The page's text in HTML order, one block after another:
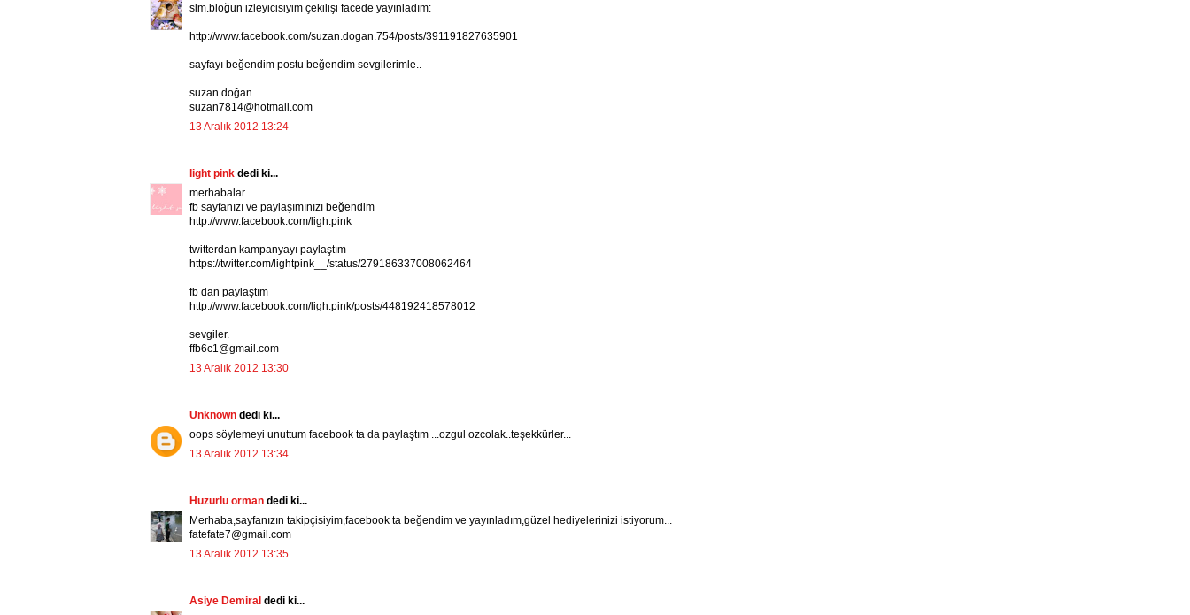
slm.bloğun izleyicisiyim çekilişi facede yayınladım:
http://www.facebook.com/suzan.dogan.754/posts/391191827635901
sayfayı beğendim postu beğendim sevgilerimle..
suzan doğan
suzan7814@hotmail.com
13 Aralık 2012 13:24
light pink dedi ki...
merhabalar
fb sayfanızı ve paylaşımınızı beğendim
http://www.facebook.com/ligh.pink
twitterdan kampanyayı paylaştım
https://twitter.com/lightpink__/status/279186337008062464
fb dan paylaştım
http://www.facebook.com/ligh.pink/posts/448192418578012
sevgiler.
ffb6c1@gmail.com
13 Aralık 2012 13:30
Unknown dedi ki...
oops söylemeyi unuttum facebook ta da paylaştım ...ozgul ozcolak..teşekkürler...
13 Aralık 2012 13:34
Huzurlu orman dedi ki...
Merhaba,sayfanızın takipçisiyim,facebook ta beğendim ve yayınladım,güzel hediyelerinizi istiyorum...
fatefate7@gmail.com
13 Aralık 2012 13:35
Asiye Demiral dedi ki...